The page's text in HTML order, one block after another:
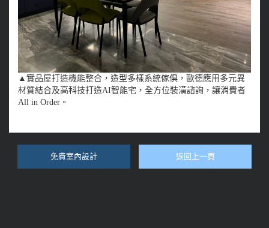
▲實品屋打造機能整合，造型多樣系統傢俱，歐德應用多元異
材質結合及高科技打造AI智能宅，全方位裝潢諮詢，讓消費者
All in Order。
免費室內設計 返回上一頁